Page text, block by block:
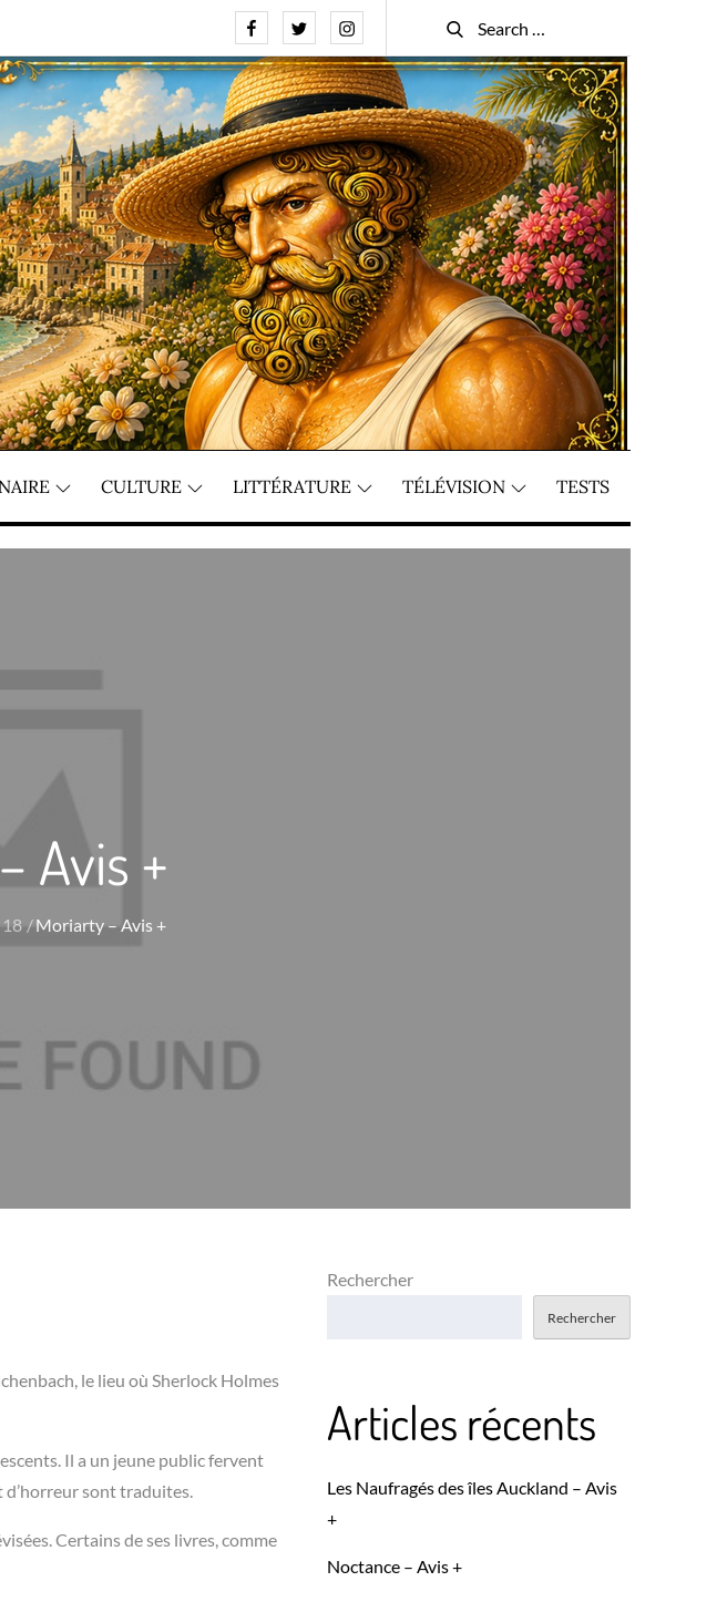
FacebookTwitterInstagram
Search
for:
Search
CULTURE LITTÉRATURE TÉLÉVISION TESTS
Avis +
18 Moriarty – Avis +
le lieu où Sherlock Holmes
Il a un jeune public fervent
d’horreur sont traduites.
Certains de ses livres, comme
Rechercher
Rechercher
Articles récents
Les Naufragés des îles Auckland – Avis
+
Noctance – Avis +